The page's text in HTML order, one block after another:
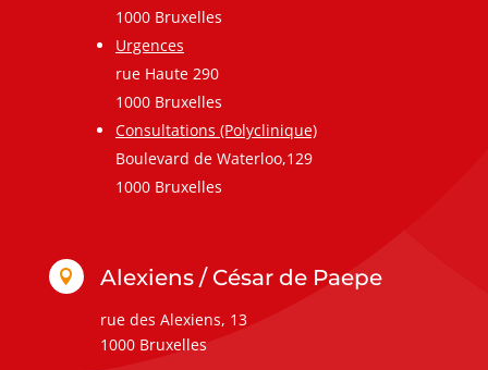
1000 Bruxelles
Urgences
rue Haute 290
1000 Bruxelles
Consultations (Polyclinique)
Boulevard de Waterloo,129
1000 Bruxelles
 Alexiens / César de Paepe
rue des Alexiens, 13
1000 Bruxelles